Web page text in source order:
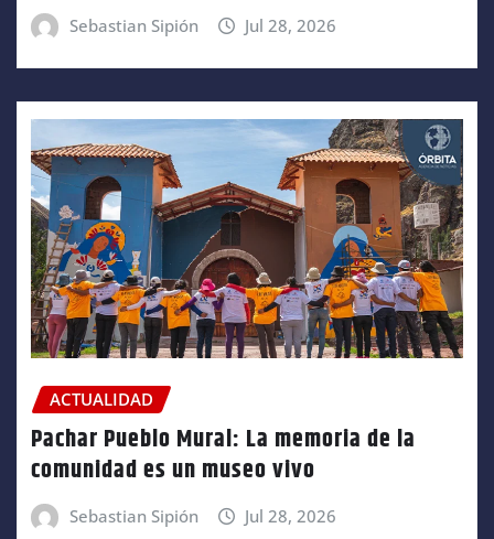
Sebastian Sipión Jul 28, 2026
ACTUALIDAD
Pachar Pueblo Mural: La memoria de la
comunidad es un museo vivo
Sebastian Sipión Jul 28, 2026